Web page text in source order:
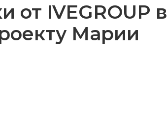
от IVEGROUP в
Марии